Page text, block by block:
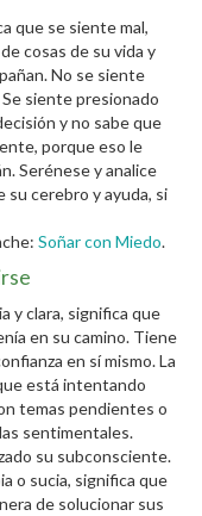
que se siente mal,
cosas de su vida y
No se siente
siente presionado
y no sabe que
porque eso le
Serénese y analice
su cerebro y ayuda, si
Soñar con Miedo.
y clara, significa que
en su camino. Tiene
en sí mismo. La
está intentando
temas pendientes o
sentimentales.
su subconsciente.
o sucia, significa que
de solucionar sus